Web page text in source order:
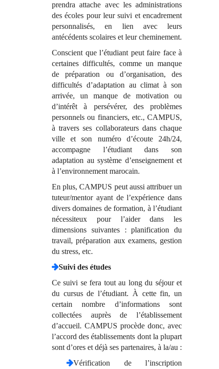
prendra attache avec les administrations
des écoles pour leur suivi et encadrement
personnalisés, en lien avec leurs
antécédents scolaires et leur cheminement.
Conscient que l’étudiant peut faire face à
certaines difficultés, comme un manque
de préparation ou d’organisation, des
difficultés d’adaptation au climat à son
arrivée, un manque de motivation ou
d’intérêt à persévérer, des problèmes
personnels ou financiers, etc., CAMPUS,
à travers ses collaborateurs dans chaque
ville et son numéro d’écoute 24h/24,
accompagne l’étudiant dans son
adaptation au système d’enseignement et
à l’environnement marocain.
En plus, CAMPUS peut aussi attribuer un
tuteur/mentor ayant de l’expérience dans
divers domaines de formation, à l’étudiant
nécessiteux pour l’aider dans les
dimensions suivantes : planification du
travail, préparation aux examens, gestion
du stress, etc.
Suivi des études
Ce suivi se fera tout au long du séjour et
du cursus de l’étudiant. À cette fin, un
certain nombre d’informations sont
collectées auprès de l’établissement
d’accueil. CAMPUS procède donc, avec
l’accord des établissements dont la plupart
sont d’ores et déjà ses partenaires, à la/au :
Vérification de l’inscription